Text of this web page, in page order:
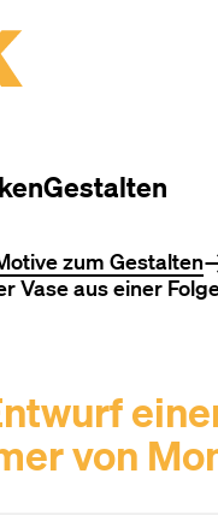
Gestalten
sich hier
zum Gestalten
Vase aus einer
von